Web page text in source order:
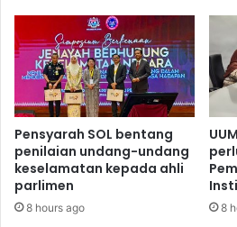
Pensyarah SOL bentang
penilaian undang-undang
keselamatan kepada ahli
parlimen
8 hours ago 8